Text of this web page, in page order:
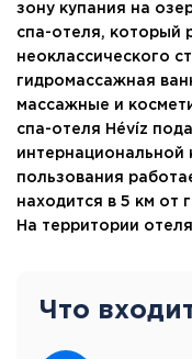
зону купания на
спа-отеля, который
неоклассического
гидромассажная
массажные и
спа-отеля Hévíz
интернациональной
пользования
находится в 5 км от
На территории
Что